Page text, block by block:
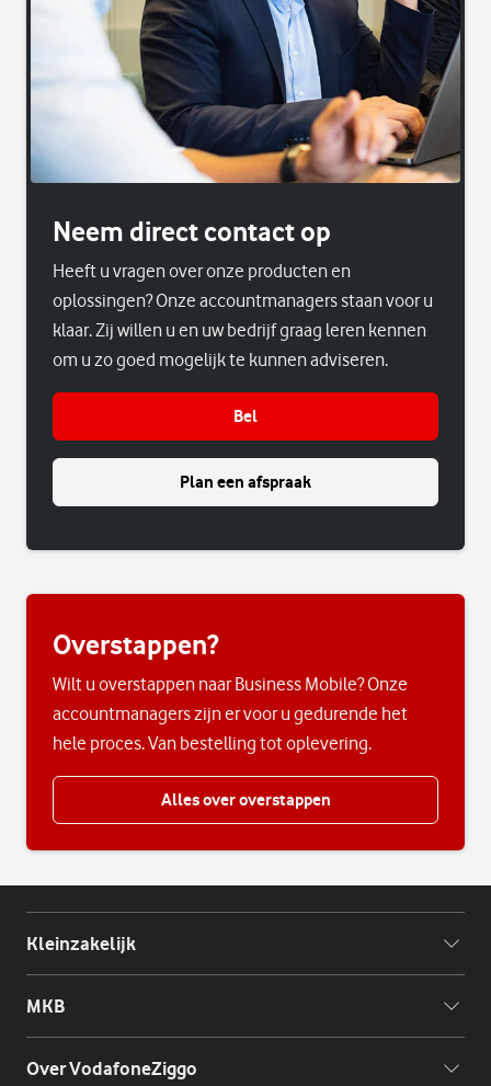
Neem direct contact op
Heeft u vragen over onze producten en
oplossingen? Onze accountmanagers staan voor u
klaar. Zij willen u en uw bedrijf graag leren kennen
om u zo goed mogelijk te kunnen adviseren.
Bel
Plan een afspraak
Overstappen?
Wilt u overstappen naar Business Mobile? Onze
accountmanagers zijn er voor u gedurende het
hele proces. Van bestelling tot oplevering.
Alles over overstappen
Vodafone footer
Kleinzakelijk
MKB
Over VodafoneZiggo